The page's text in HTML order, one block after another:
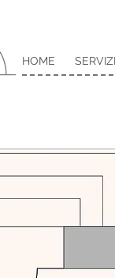
HOME SERVIZI